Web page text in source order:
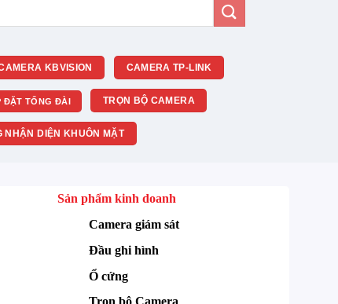
KBVISION CAMERA TP-LINK
ĐẶT TỔNG ĐÀI TRỌN BỘ CAMERA
NHẬN DIỆN KHUÔN MẶT
Sản phẩm kinh doanh
Camera giám sát
Đầu ghi hình
Ổ cứng